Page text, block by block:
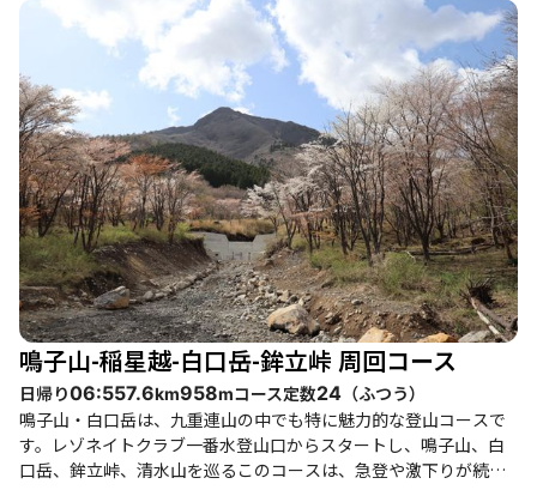
鳴子山-稲星越-白口岳-鉾立峠 周回コース
日帰り06:557.6km958mコース定数24 （ふつう）
鳴子山・白口岳は、九重連山の中でも特に魅力的な登山コースで
す。レゾネイトクラブ一番水登山口からスタートし、鳴子山、白
口岳、鉾立峠、清水山を巡るこのコースは、急登や激下りが続く